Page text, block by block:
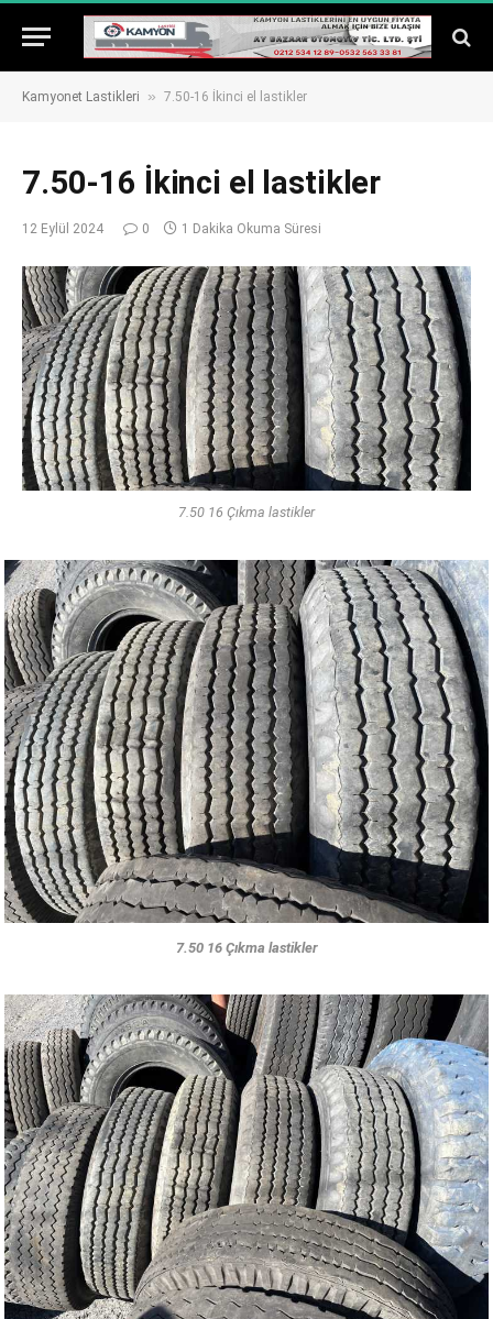
Kamyonet Lastikleri » 7.50-16 İkinci el lastikler
7.50-16 İkinci el lastikler
12 Eylül 2024 0 1 Dakika Okuma Süresi
7.50 16 Çıkma lastikler
7.50 16 Çıkma lastikler